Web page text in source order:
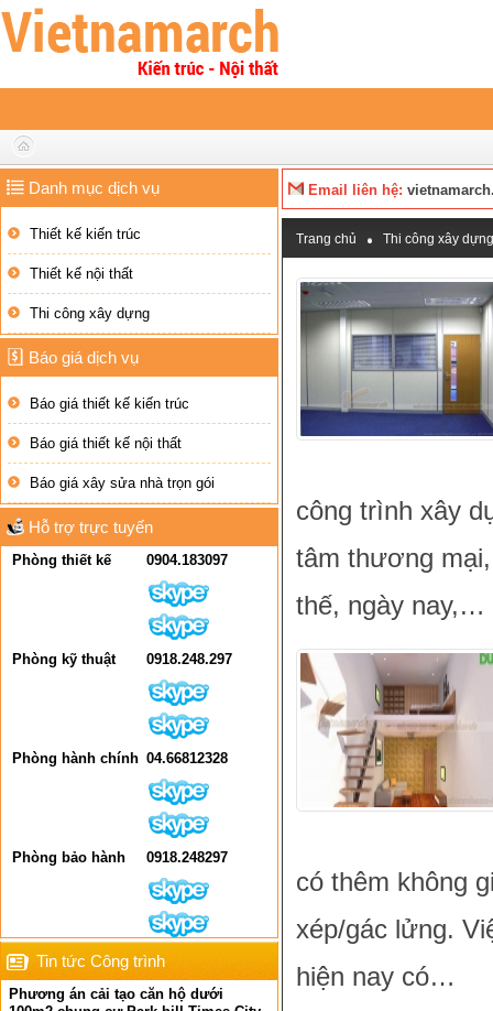
Danh mục dịch vụ
Thiết kế kiến trúc
Thiết kế nội thất
Thi công xây dựng
Báo giá dịch vụ
Báo giá thiết kế kiến trúc
Báo giá thiết kế nội thất
Báo giá xây sửa nhà trọn gói
Hỗ trợ trực tuyến
Phòng thiết kế 0904.183097
Phòng kỹ thuật 0918.248.297
Phòng hành chính 04.66812328
Phòng bảo hành 0918.248297
Tin tức Công trình
Phương án cải tạo căn hộ dưới
Email liên hệ:
Trang chủ Thi công xây dựng
công trình xây
tâm thương
thế, ngày nay,…
có thêm không
xép/gác lửng.
hiện nay có…